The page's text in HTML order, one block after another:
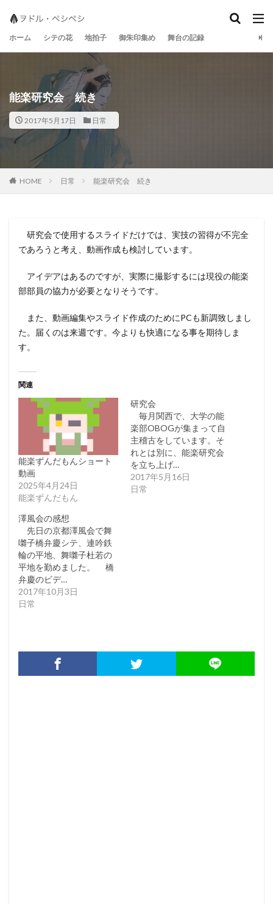
ホーム シテの花 地拍子 御朱印集め 舞台の記録
能楽研究会 続き
2017年5月17日 日常
HOME 日常 能楽研究会 続き
研究会で使用するスライドだけでは、実技の習得が不完全
であろうと考え、動画作成も検討しています。
アイデアはあるのですが、実際に撮影するには現役の能楽
部部員の協力が必要となりそうです。
また、動画編集やスライド作成のためにPCも新調致しまし
た。届くのは来週です。今よりも快適になる事を期待しま
す。
関連
能楽ずんだもんショート
動画
2025年4月24日
能楽ずんだもん
研究会
毎月関西で、大学の能
楽部OBOGが集まって自
主稽古をしています。そ
れとは別に、能楽研究会
を立ち上げ…
2017年5月16日
日常
澤風会の感想
先日の京都澤風会で舞
囃子橋弁慶シテ、連吟鉄
輪の平地、舞囃子杜若の
平地を勤めました。 橋
弁慶のビデ…
2017年10月3日
日常
地拍子 シテの花 宝生流